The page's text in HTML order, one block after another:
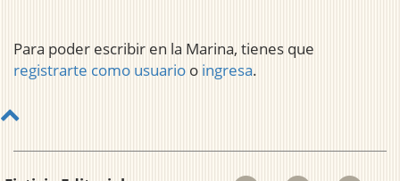
Para poder escribir en la Marina, tienes que
registrarte como usuario o ingresa.